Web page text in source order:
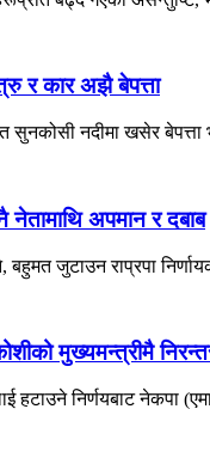
र कार अझै बेपत्ता
नदीमा खसेर बेपत्ता
नेतामाथि अपमान र दबाब
जुटाउन राप्रपा
मुख्यमन्त्रीमै
हटाउने निर्णयबाट नेकपा